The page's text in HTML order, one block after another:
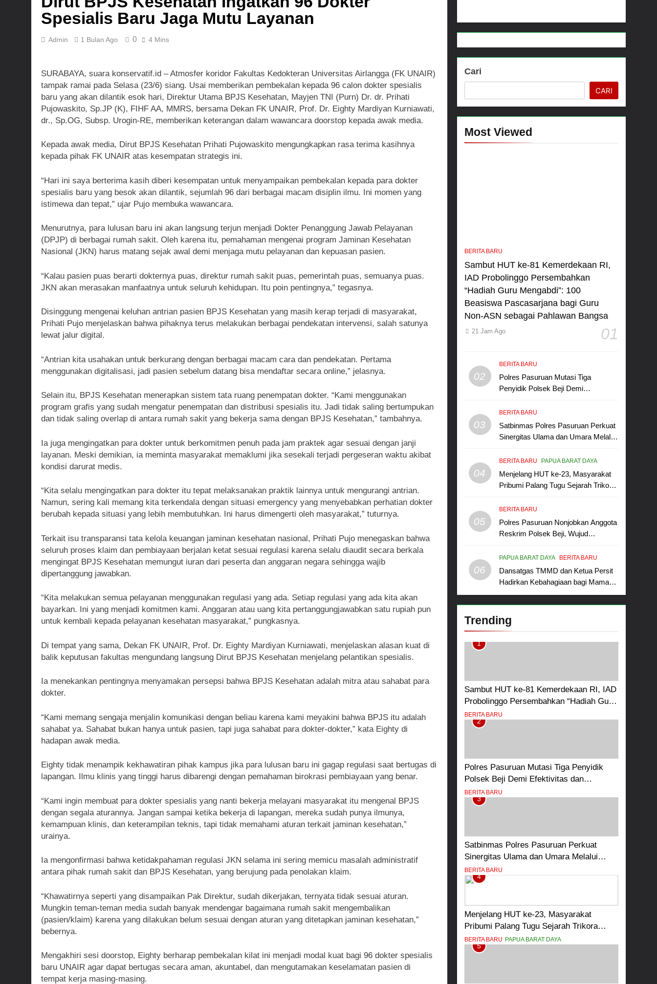
Dansatgas TMMD dan Ketua Persit Hadirkan Kebahagiaan bagi Mama-Mama dan Anak-Anak Kampung Sesor
2 Hari Ago
Spesialis Baru Jaga Mutu Layanan
Admin 1 Bulan Ago 0 4 Mins
SURABAYA, suara konservatif.id – Atmosfer koridor Fakultas Kedokteran Universitas Airlangga (FK UNAIR)
tampak ramai pada Selasa (23/6) siang. Usai memberikan pembekalan kepada 96 calon dokter spesialis
baru yang akan dilantik esok hari, Direktur Utama BPJS Kesehatan, Mayjen TNI (Purn) Dr. dr. Prihati
Pujowaskito, Sp.JP (K), FIHF AA, MMRS, bersama Dekan FK UNAIR, Prof. Dr. Eighty Mardiyan Kurniawati,
dr., Sp.OG, Subsp. Urogin-RE, memberikan keterangan dalam wawancara doorstop kepada awak media.
Kepada awak media, Dirut BPJS Kesehatan Prihati Pujowaskito mengungkapkan rasa terima kasihnya
kepada pihak FK UNAIR atas kesempatan strategis ini.
“Hari ini saya berterima kasih diberi kesempatan untuk menyampaikan pembekalan kepada para dokter
spesialis baru yang besok akan dilantik, sejumlah 96 dari berbagai macam disiplin ilmu. Ini momen yang
istimewa dan tepat,” ujar Pujo membuka wawancara.
Menurutnya, para lulusan baru ini akan langsung terjun menjadi Dokter Penanggung Jawab Pelayanan
(DPJP) di berbagai rumah sakit. Oleh karena itu, pemahaman mengenai program Jaminan Kesehatan
Nasional (JKN) harus matang sejak awal demi menjaga mutu pelayanan dan kepuasan pasien.
“Kalau pasien puas berarti dokternya puas, direktur rumah sakit puas, pemerintah puas, semuanya puas.
JKN akan merasakan manfaatnya untuk seluruh kehidupan. Itu poin pentingnya,” tegasnya.
Disinggung mengenai keluhan antrian pasien BPJS Kesehatan yang masih kerap terjadi di masyarakat,
Prihati Pujo menjelaskan bahwa pihaknya terus melakukan berbagai pendekatan intervensi, salah satunya
lewat jalur digital.
“Antrian kita usahakan untuk berkurang dengan berbagai macam cara dan pendekatan. Pertama
menggunakan digitalisasi, jadi pasien sebelum datang bisa mendaftar secara online,” jelasnya.
Selain itu, BPJS Kesehatan menerapkan sistem tata ruang penempatan dokter. “Kami menggunakan
program grafis yang sudah mengatur penempatan dan distribusi spesialis itu. Jadi tidak saling bertumpukan
dan tidak saling overlap di antara rumah sakit yang bekerja sama dengan BPJS Kesehatan,” tambahnya.
Ia juga mengingatkan para dokter untuk berkomitmen penuh pada jam praktek agar sesuai dengan janji
layanan. Meski demikian, ia meminta masyarakat memaklumi jika sesekali terjadi pergeseran waktu akibat
kondisi darurat medis.
“Kita selalu mengingatkan para dokter itu tepat melaksanakan praktik lainnya untuk mengurangi antrian.
Namun, sering kali memang kita terkendala dengan situasi emergency yang menyebabkan perhatian dokter
berubah kepada situasi yang lebih membutuhkan. Ini harus dimengerti oleh masyarakat,” tuturnya.
Terkait isu transparansi tata kelola keuangan jaminan kesehatan nasional, Prihati Pujo menegaskan bahwa
seluruh proses klaim dan pembiayaan berjalan ketat sesuai regulasi karena selalu diaudit secara berkala
mengingat BPJS Kesehatan memungut iuran dari peserta dan anggaran negara sehingga wajib
dipertanggung jawabkan.
“Kita melakukan semua pelayanan menggunakan regulasi yang ada. Setiap regulasi yang ada kita akan
bayarkan. Ini yang menjadi komitmen kami. Anggaran atau uang kita pertanggungjawabkan satu rupiah pun
untuk kembali kepada pelayanan kesehatan masyarakat,” pungkasnya.
Di tempat yang sama, Dekan FK UNAIR, Prof. Dr. Eighty Mardiyan Kurniawati, menjelaskan alasan kuat di
balik keputusan fakultas mengundang langsung Dirut BPJS Kesehatan menjelang pelantikan spesialis.
Ia menekankan pentingnya menyamakan persepsi bahwa BPJS Kesehatan adalah mitra atau sahabat para
dokter.
“Kami memang sengaja menjalin komunikasi dengan beliau karena kami meyakini bahwa BPJS itu adalah
sahabat ya. Sahabat bukan hanya untuk pasien, tapi juga sahabat para dokter-dokter,” kata Eighty di
hadapan awak media.
Eighty tidak menampik kekhawatiran pihak kampus jika para lulusan baru ini gagap regulasi saat bertugas di
lapangan. Ilmu klinis yang tinggi harus dibarengi dengan pemahaman birokrasi pembiayaan yang benar.
“Kami ingin membuat para dokter spesialis yang nanti bekerja melayani masyarakat itu mengenal BPJS
dengan segala aturannya. Jangan sampai ketika bekerja di lapangan, mereka sudah punya ilmunya,
kemampuan klinis, dan keterampilan teknis, tapi tidak memahami aturan terkait jaminan kesehatan,”
urainya.
Ia mengonfirmasi bahwa ketidakpahaman regulasi JKN selama ini sering memicu masalah administratif
antara pihak rumah sakit dan BPJS Kesehatan, yang berujung pada penolakan klaim.
“Khawatirnya seperti yang disampaikan Pak Direktur, sudah dikerjakan, ternyata tidak sesuai aturan.
Mungkin teman-teman media sudah banyak mendengar bagaimana rumah sakit mengembalikan
(pasien/klaim) karena yang dilakukan belum sesuai dengan aturan yang ditetapkan jaminan kesehatan,”
bebernya.
Mengakhiri sesi doorstop, Eighty berharap pembekalan kilat ini menjadi modal kuat bagi 96 dokter spesialis
baru UNAIR agar dapat bertugas secara aman, akuntabel, dan mengutamakan keselamatan pasien di
tempat kerja masing-masing.
Cari
CARI
Most Viewed
BERITA BARU
Sambut HUT ke-81 Kemerdekaan RI,
IAD Probolinggo Persembahkan
“Hadiah Guru Mengabdi”: 100
Beasiswa Pascasarjana bagi Guru
Non-ASN sebagai Pahlawan Bangsa
01
21 Jam Ago
02
BERITA BARU
Polres Pasuruan Mutasi Tiga
Penyidik Polsek Beji Demi
Penyidikan
03
BERITA BARU
Satbinmas Polres Pasuruan Perkuat
Sinergitas Ulama dan Umara Melalui
Dalwa
04
BERITA BARU PAPUA BARAT DAYA
Menjelang HUT ke-23, Masyarakat
Pribumi Palang Tugu Sejarah Trikora
05
BERITA BARU
Polres Pasuruan Nonjobkan Anggota
Reskrim Polsek Beji, Wujud
Dugaan Penganiayaan
06
PAPUA BARAT DAYA BERITA BARU
Dansatgas TMMD dan Ketua Persit
Hadirkan Kebahagiaan bagi Mama-
Mama dan Anak-Anak Kampung
Sesor
Trending
1
Sambut HUT ke-81 Kemerdekaan RI, IAD
Probolinggo Persembahkan “Hadiah Guru
Mengabdi”: 100 Beasiswa Pascasarjana
bagi Guru Non-ASN sebagai Pahlawan
BERITA BARU
2
Polres Pasuruan Mutasi Tiga Penyidik
Polsek Beji Demi Efektivitas dan
Kelancaran Proses Penyidikan
BERITA BARU
3
Satbinmas Polres Pasuruan Perkuat
Sinergitas Ulama dan Umara Melalui
Program Rabu Berguru di Ponpes Dalwa
BERITA BARU
4
Menjelang HUT ke-23, Masyarakat
Pribumi Palang Tugu Sejarah Trikora
Teminabuan
BERITA BARU PAPUA BARAT DAYA
5